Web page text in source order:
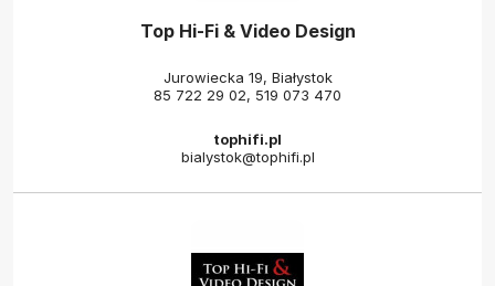
Top Hi-Fi & Video Design
Jurowiecka 19, Białystok
85 722 29 02, 519 073 470
tophifi.pl
bialystok@tophifi.pl